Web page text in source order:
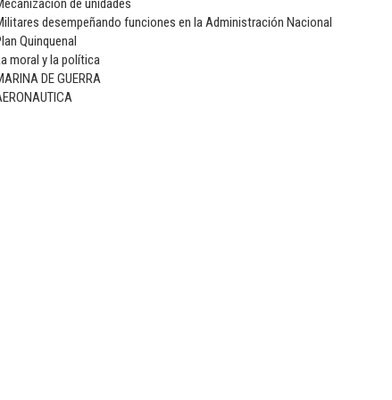
desempeñando funciones en la Administración Nacional
Quinquenal
moral y la política
DE GUERRA